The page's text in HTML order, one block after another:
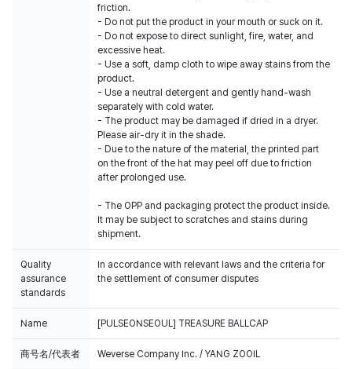
friction.
- Do not put the product in your mouth or suck on it.
- Do not expose to direct sunlight, fire, water, and
excessive heat.
- Use a soft, damp cloth to wipe away stains from the
product.
- Use a neutral detergent and gently hand-wash
separately with cold water.
- The product may be damaged if dried in a dryer.
Please air-dry it in the shade.
- Due to the nature of the material, the printed part
on the front of the hat may peel off due to friction
after prolonged use.
- The OPP and packaging protect the product inside.
It may be subject to scratches and stains during
shipment.
Quality
assurance
standards
In accordance with relevant laws and the criteria for
the settlement of consumer disputes
Name [PULSEONSEOUL] TREASURE BALLCAP
商号名/代表者 Weverse Company Inc. / YANG ZOOIL